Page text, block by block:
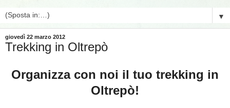
▼
giovedì 22 marzo 2012
Trekking in Oltrepò
Organizza con noi il tuo trekking in
Oltrepò!